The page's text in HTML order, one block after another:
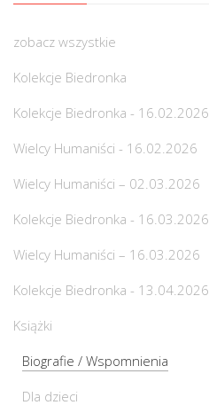
zobacz wszystkie
Kolekcje Biedronka
Kolekcje Biedronka - 16.02.2026
Wielcy Humaniści - 16.02.2026
Wielcy Humaniści – 02.03.2026
Kolekcje Biedronka - 16.03.2026
Wielcy Humaniści – 16.03.2026
Kolekcje Biedronka - 13.04.2026
Książki
Biografie / Wspomnienia
Dla dzieci